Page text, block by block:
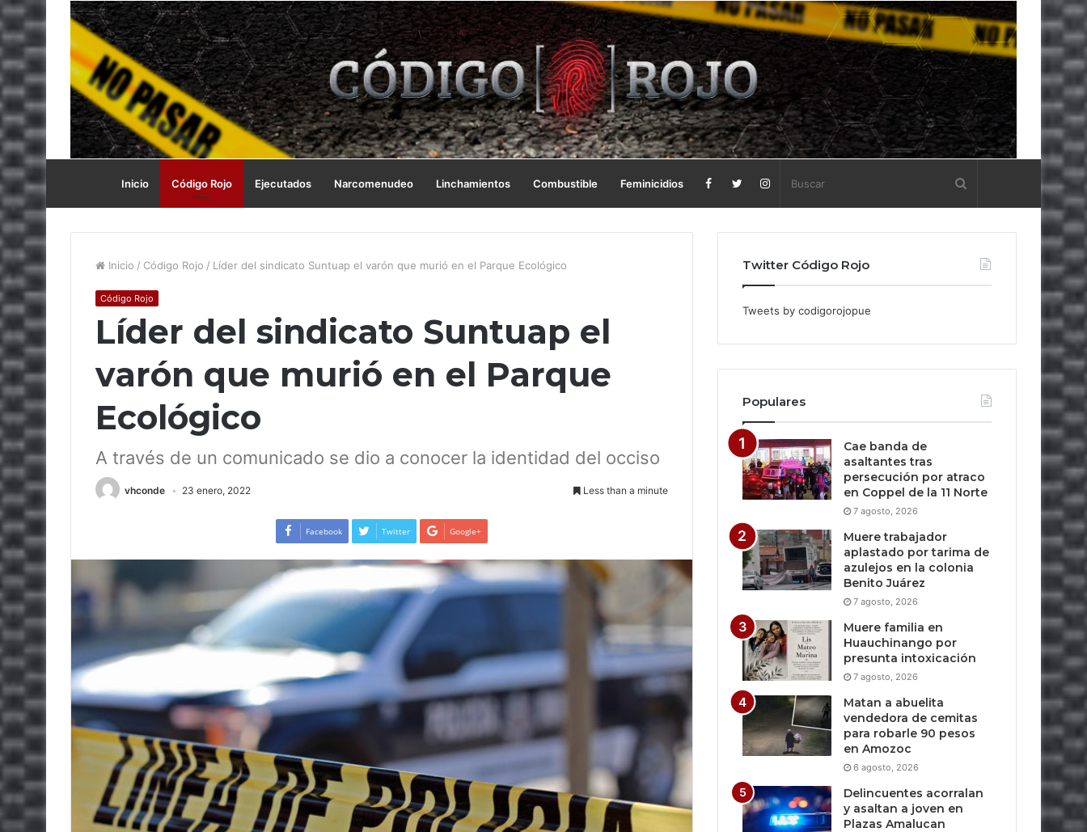
Inicio Código Rojo Ejecutados Narcomenudeo Linchamientos Combustible Feminicidios
Inicio / Código Rojo / Líder del sindicato Suntuap el varón que murió en el Parque Ecológico
Código Rojo
Líder del sindicato Suntuap el
varón que murió en el Parque
Ecológico
A través de un comunicado se dio a conocer la identidad del occiso
vhconde 23 enero, 2022 Less than a minute
Facebook Twitter Google+
Twitter Código Rojo
Tweets by codigorojopue
Populares
Cae banda de
asaltantes tras
persecución por atraco
en Coppel de la 11 Norte
7 agosto, 2026
Muere trabajador
aplastado por tarima de
azulejos en la colonia
Benito Juárez
7 agosto, 2026
Muere familia en
Huauchinango por
presunta intoxicación
7 agosto, 2026
Matan a abuelita
vendedora de cemitas
para robarle 90 pesos
en Amozoc
6 agosto, 2026
Delincuentes acorralan
y asaltan a joven en
Plazas Amalucan